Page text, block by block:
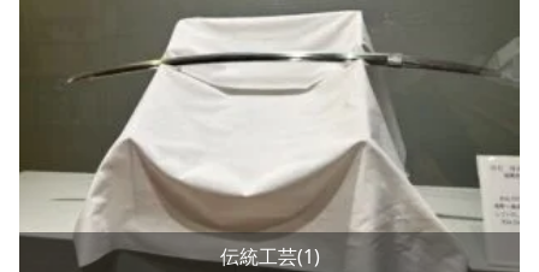
伝統工芸(1)